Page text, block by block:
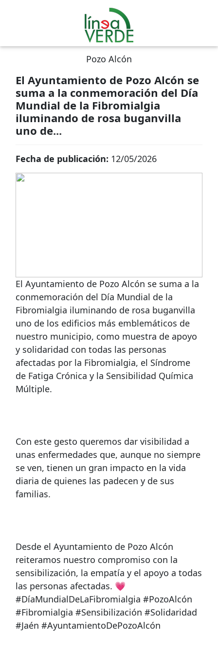
Pozo Alcón
El Ayuntamiento de Pozo Alcón se
suma a la conmemoración del Día
Mundial de la Fibromialgia
iluminando de rosa buganvilla
uno de...
Fecha de publicación: 12/05/2026
El Ayuntamiento de Pozo Alcón se suma a la
conmemoración del Día Mundial de la
Fibromialgia iluminando de rosa buganvilla
uno de los edificios más emblemáticos de
nuestro municipio, como muestra de apoyo
y solidaridad con todas las personas
afectadas por la Fibromialgia, el Síndrome
de Fatiga Crónica y la Sensibilidad Química
Múltiple.
Con este gesto queremos dar visibilidad a
unas enfermedades que, aunque no siempre
se ven, tienen un gran impacto en la vida
diaria de quienes las padecen y de sus
familias.
Desde el Ayuntamiento de Pozo Alcón
reiteramos nuestro compromiso con la
sensibilización, la empatía y el apoyo a todas
las personas afectadas. 💗
#DíaMundialDeLaFibromialgia #PozoAlcón
#Fibromialgia #Sensibilización #Solidaridad
#Jaén #AyuntamientoDePozoAlcón